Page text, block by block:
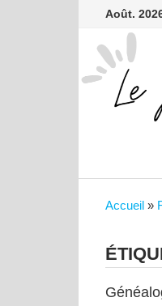
Passer
contenu
Août.
Accueil»